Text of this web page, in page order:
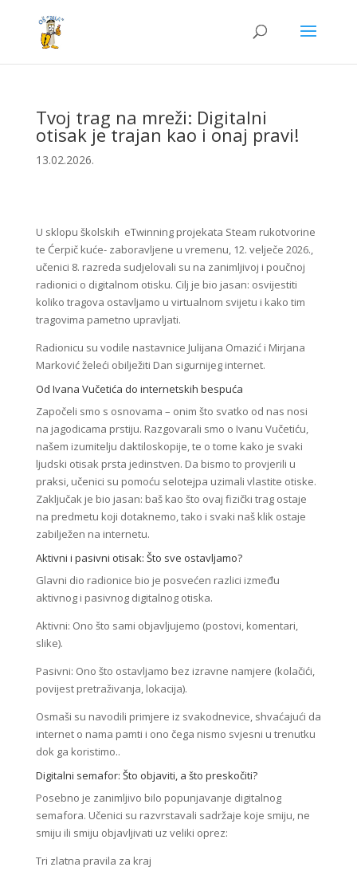
Tvoj trag na mreži: Digitalni
otisak je trajan kao i onaj pravi!
13.02.2026.
U sklopu školskih eTwinning projekata Steam rukotvorine
te Ćerpič kuće- zaboravljene u vremenu, 12. velječe 2026.,
učenici 8. razreda sudjelovali su na zanimljivoj i poučnoj
radionici o digitalnom otisku. Cilj je bio jasan: osvijestiti
koliko tragova ostavljamo u virtualnom svijetu i kako tim
tragovima pametno upravljati.
Radionicu su vodile nastavnice Julijana Omazić i Mirjana
Marković želeći obilježiti Dan sigurnijeg internet.
Od Ivana Vučetića do internetskih bespuća
Započeli smo s osnovama – onim što svatko od nas nosi
na jagodicama prstiju. Razgovarali smo o Ivanu Vučetiću,
našem izumitelju daktiloskopije, te o tome kako je svaki
ljudski otisak prsta jedinstven. Da bismo to provjerili u
praksi, učenici su pomoću selotejpa uzimali vlastite otiske.
Zaključak je bio jasan: baš kao što ovaj fizički trag ostaje
na predmetu koji dotaknemo, tako i svaki naš klik ostaje
zabilježen na internetu.
Aktivni i pasivni otisak: Što sve ostavljamo?
Glavni dio radionice bio je posvećen razlici između
aktivnog i pasivnog digitalnog otiska.
Aktivni: Ono što sami objavljujemo (postovi, komentari,
slike).
Pasivni: Ono što ostavljamo bez izravne namjere (kolačići,
povijest pretraživanja, lokacija).
Osmaši su navodili primjere iz svakodnevice, shvaćajući da
internet o nama pamti i ono čega nismo svjesni u trenutku
dok ga koristimo..
Digitalni semafor: Što objaviti, a što preskočiti?
Posebno je zanimljivo bilo popunjavanje digitalnog
semafora. Učenici su razvrstavali sadržaje koje smiju, ne
smiju ili smiju objavljivati uz veliki oprez:
Tri zlatna pravila za kraj